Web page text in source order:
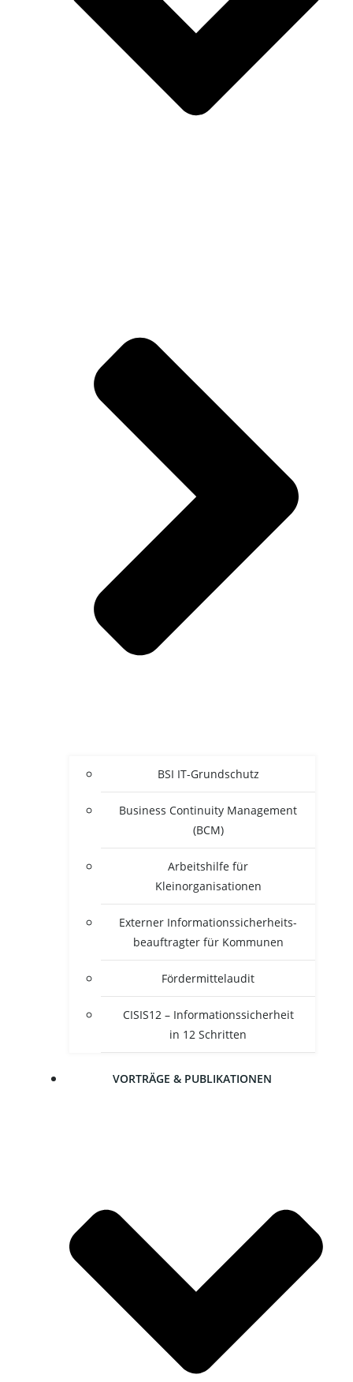
BSI IT-Grun­d­­schutz
Busi­ness Con­ti­nui­ty Manage­ment
(BCM)
Arbeits­hil­fe für
Kleinorganisationen
Exter­ner Infor­ma­ti­ons­si­cher­heits­
be­auf­trag­ter für Kommunen
För­der­mit­tel­au­dit
CISIS12 – Infor­ma­ti­ons­si­cher­heit
in 12 Schritten
VOR­TRÄ­GE & PUBLIKATIONEN